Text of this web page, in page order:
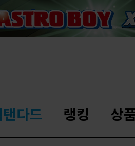
탠다드 랭킹 상